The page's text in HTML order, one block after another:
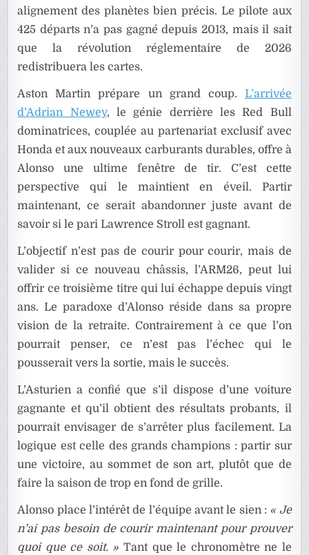
alignement des planètes bien précis. Le pilote aux
425 départs n’a pas gagné depuis 2013, mais il sait
que la révolution réglementaire de 2026
redistribuera les cartes.
Aston Martin prépare un grand coup. L’arrivée
d’Adrian Newey, le génie derrière les Red Bull
dominatrices, couplée au partenariat exclusif avec
Honda et aux nouveaux carburants durables, offre à
Alonso une ultime fenêtre de tir. C’est cette
perspective qui le maintient en éveil. Partir
maintenant, ce serait abandonner juste avant de
savoir si le pari Lawrence Stroll est gagnant.
L’objectif n’est pas de courir pour courir, mais de
valider si ce nouveau châssis, l’ARM26, peut lui
offrir ce troisième titre qui lui échappe depuis vingt
ans. Le paradoxe d’Alonso réside dans sa propre
vision de la retraite. Contrairement à ce que l’on
pourrait penser, ce n’est pas l’échec qui le
pousserait vers la sortie, mais le succès.
L’Asturien a confié que s’il dispose d’une voiture
gagnante et qu’il obtient des résultats probants, il
pourrait envisager de s’arrêter plus facilement. La
logique est celle des grands champions : partir sur
une victoire, au sommet de son art, plutôt que de
faire la saison de trop en fond de grille.
Alonso place l’intérêt de l’équipe avant le sien : « Je
n’ai pas besoin de courir maintenant pour prouver
quoi que ce soit. » Tant que le chronomètre ne le